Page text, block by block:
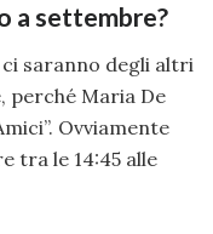
a settembre?
saranno degli altri
perché Maria De
Ovviamente
tra le 14:45 alle